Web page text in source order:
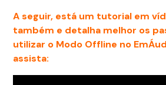
A seguir, está um tutorial em
também e detalha melhor os
utilizar o Modo Offline no
assista: